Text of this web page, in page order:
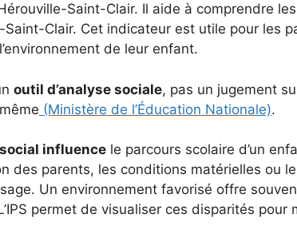
Saint-Clair. Il aide à comprendre
Saint-Clair. Cet indicateur est utile pour les
de leur enfant.
outil d’analyse sociale, pas un jugement
(Ministère de l’Éducation Nationale).
influence le parcours scolaire d’un
des parents, les conditions matérielles ou
Un environnement favorisé offre
permet de visualiser ces disparités pour